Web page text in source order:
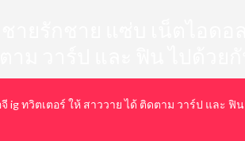
ทวิตเตอร์ ให้ สาววาย ได้ ติดตาม วาร์ป และ ฟิ